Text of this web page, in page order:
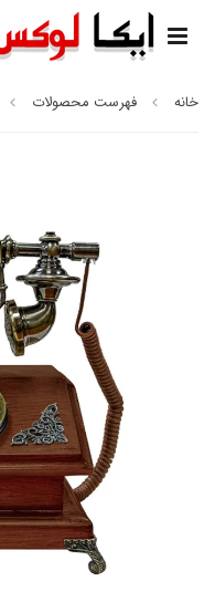
خانه فهرست محصولات